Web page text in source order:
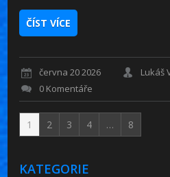
ČÍST VÍCE
června 20 2026
Lukáš
0 Komentáře
1 2 3 4 … 8
KATEGORIE